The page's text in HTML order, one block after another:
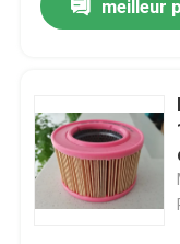
meilleur